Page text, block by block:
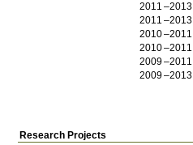
2011
2013
2011
2013
2010
2011
2010
2011
2009
2011
2009
2013
Research Projects